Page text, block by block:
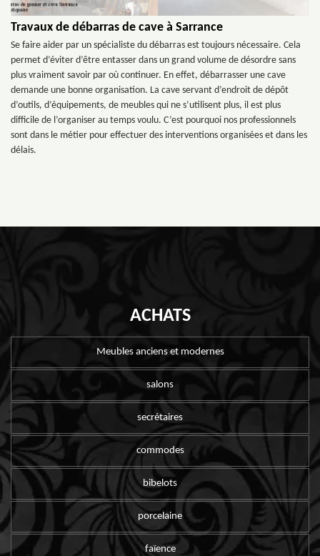
Travaux de débarras de cave à Sarrance
Se faire aider par un spécialiste du débarras est toujours nécessaire. Cela
permet d’éviter d’être entasser dans un grand volume de désordre sans
plus vraiment savoir par où continuer. En effet, débarrasser une cave
demande une bonne organisation. La cave servant d’endroit de dépôt
d’outils, d’équipements, de meubles qui ne s’utilisent plus, il est plus
difficile de l’organiser au temps voulu. C’est pourquoi nos professionnels
sont dans le métier pour effectuer des interventions organisées et dans les
délais.
ACHATS
Meubles anciens et modernes
salons
secrétaires
commodes
bibelots
porcelaine
faïence